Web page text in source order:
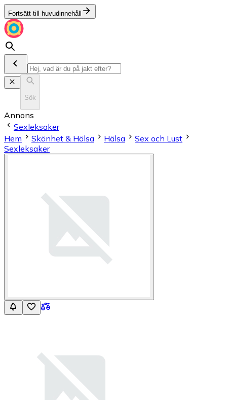
Fortsätt till huvudinnehåll
Sök
Annons
Sexleksaker
Hem
Skönhet & Hälsa Hälsa
Sex och Lust
Sexleksaker